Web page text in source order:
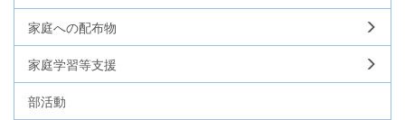
家庭への配布物
家庭学習等支援
部活動